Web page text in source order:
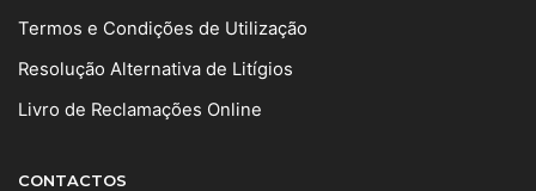
Termos e Condições de Utilização
Resolução Alternativa de Litígios
Livro de Reclamações Online
CONTACTOS